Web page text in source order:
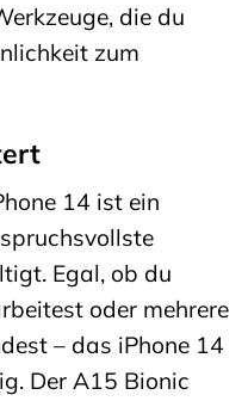
die du
zum
14 ist ein
Egal, ob du
oder mehrere
– das iPhone 14
Der A15 Bionic